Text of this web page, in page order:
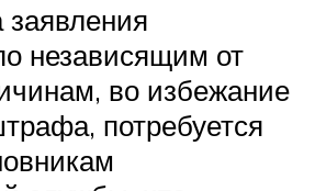
заявления
независящим от
во избежание
потребуется